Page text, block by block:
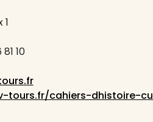
1
10
tours.fr/cahiers-dhistoire-